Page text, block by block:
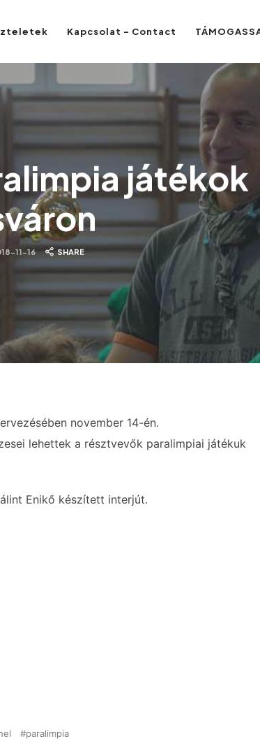
Kapcsolat – Contact
játékok
11-16 SHARE
november 14-én.
lehettek a résztvevők paralimpiai játékuk
Enikő készített interjút.
paralimpia